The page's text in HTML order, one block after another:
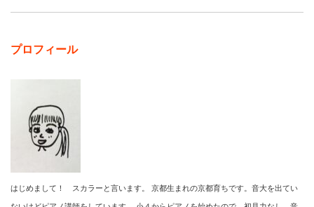
プロフィール
はじめまして！ スカラーと言います。 京都生まれの京都育ちです。音大を出てい